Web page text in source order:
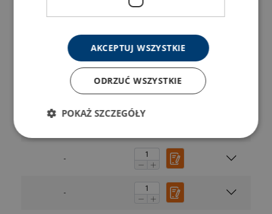
-
-
AKCEPTUJ WSZYSTKIE
ODRZUĆ WSZYSTKIE
POKAŻ SZCZEGÓŁY